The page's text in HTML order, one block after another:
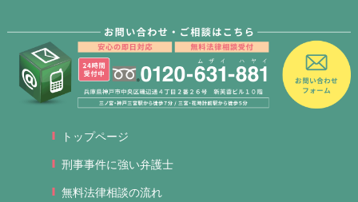
トップページ
刑事事件に強い弁護士
無料法律相談の流れ